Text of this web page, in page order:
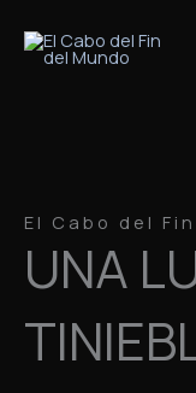
contenido
El Cabo del
UNA